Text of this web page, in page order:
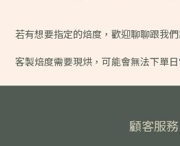
若有想要指定的焙度，歡迎聊聊跟我們
客製焙度需要現烘，可能會無法下單日
顧客服務